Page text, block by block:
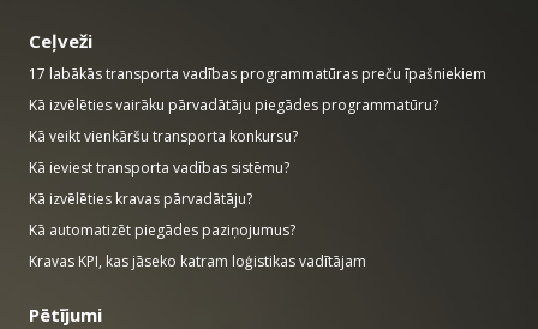
Ceļveži
17 labākās transporta vadības programmatūras preču īpašniekiem
Kā izvēlēties vairāku pārvadātāju piegādes programmatūru?
Kā veikt vienkāršu transporta konkursu?
Kā ieviest transporta vadības sistēmu?
Kā izvēlēties kravas pārvadātāju?
Kā automatizēt piegādes paziņojumus?
Kravas KPI, kas jāseko katram loģistikas vadītājam
Pētījumi